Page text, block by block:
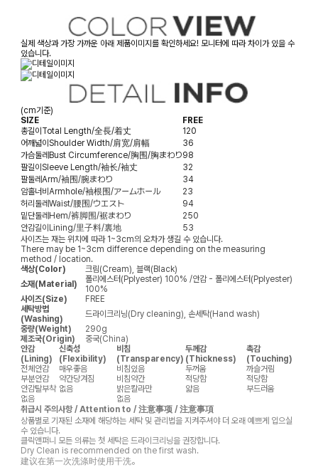
실제 색상과 가장 가까운 아래 제품이미지를 확인하세요! 모니터에 따라 차이가 있을 수
있습니다.
(cm기준)
SIZE
FREE
총길이Total Length/全長/着丈
120
어깨넓이Shoulder Width/肩宽/肩幅
36
가슴둘레Bust Circumference/胸围/胸まわり98
팔길이Sleeve Length/袖长/袖丈
32
팔둘레Arm/袖围/腕まわり
34
암홀너비Armhole/袖根围/アームホール
23
허리둘레Waist/腰围/ウエスト
94
밑단둘레Hem/裤脚围/裾まわり
250
안감길이Lining/里子料/裏地
53
사이즈는 재는 위치에 따라 1~3cm의 오차가 생길 수 있습니다.
There may be 1~3cm difference depending on the measuring
method / location.
색상(Color)
크림(Cream), 블랙(Black)
소재(Material)
폴리에스터(Pplyester) 100% /안감 - 폴리에스터(Pplyester)
100%
사이즈(Size)
FREE
세탁방법
(Washing)
드라이크리닝(Dry cleaning), 손세탁(Hand wash)
중량(Weight)
290g
제조국(Origin)
중국(China)
안감
(Lining)
신축성
(Flexibility)
비침
(Transparency)
두께감
(Thickness)
촉감
(Touching)
전체안감
매우좋음 비침있음 두꺼움
까슬거림
부분안감
약간당겨짐 비침약간 적당함
적당함
안감탈부착 없음 밝은칼라만 얇음
부드러움
없음
없음
취급시 주의사항 / Attention to / 注意事项 / 注意事項
상품별로 기재된 소재에 해당하는 세탁 및 관리법을 지켜주셔야 더 오래 예쁘게 입으실
수 있습니다.
클릭앤퍼니 모든 의류는 첫 세탁은 드라이크리닝을 권장합니다.
Dry Clean is recommended on the first wash.
建议在第一次洗涤时使用干洗。